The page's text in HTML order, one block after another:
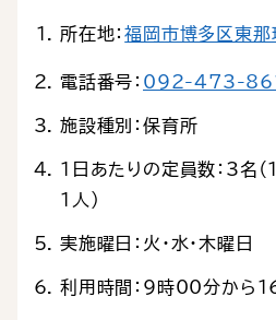
所在地：福岡市博多区東
電話番号： 092-473-
施設種別：保育所
1日あたりの定員数：3名
1人）
実施曜日：火・水・木曜日
利用時間：9時00分か